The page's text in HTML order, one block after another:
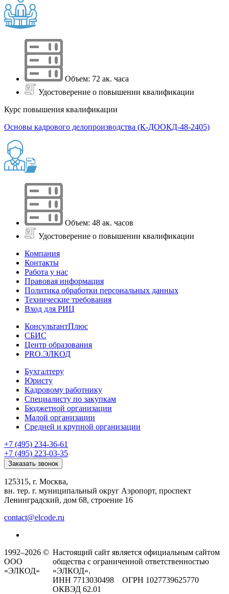
Объем: 72 ак. часа
Удостоверение о повышении квалификации
Курс повышения квалификации
Основы кадрового делопроизводства (К-ДООКД-48-2405)
Объем: 48 ак. часов
Удостоверение о повышении квалификации
Компания
Контакты
Работа у нас
Правовая информация
Политика обработки персональных данных
Технические требования
Вход для РИЦ
КонсультантПлюс
СБИС
Центр образования
PRO.ЭЛКОД
Бухгалтеру
Юристу
Кадровому работнику
Специалисту по закупкам
Бюджетной организации
Малой организации
Средней и крупной организации
+7 (495) 234-36-61
+7 (495) 223-03-35
Заказать звонок
125315, г. Москва,
вн. тер. г. муниципальный округ Аэропорт, проспект
Ленинградский, дом 68, строение 16
contact@elcode.ru
1992–2026 ©
ООО
«ЭЛКОД»
Настоящий сайт является официальным сайтом
общества с ограниченной ответственностью
«ЭЛКОД».
ИНН 7713030498 ОГРН 1027739625770
ОКВЭД 62.01